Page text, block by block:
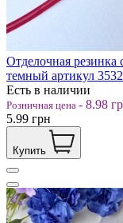
Отделочная
темный артикул
Есть в наличии
Розничная цена - 8.98
5.99 грн
Купить